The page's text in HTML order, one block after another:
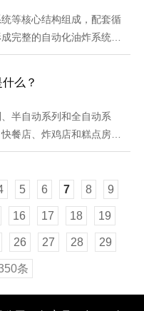
油炸加工。...
等核心结构组成，配套循
完整的自动化油炸系统。
，使油温控制不过180℃，
工艺程序。温控系统：单
么？
半自动系列和全自动系
餐店、炸鸡店和糕点房，
要选用电和燃气。半自动
天然气、液化气及外部循
企业，可定制设计，实现
与半自动系列相同，配套
化程度并减少运营成本。...
5 6 7 8 9
16 17 18 19
26 27 28 29
条